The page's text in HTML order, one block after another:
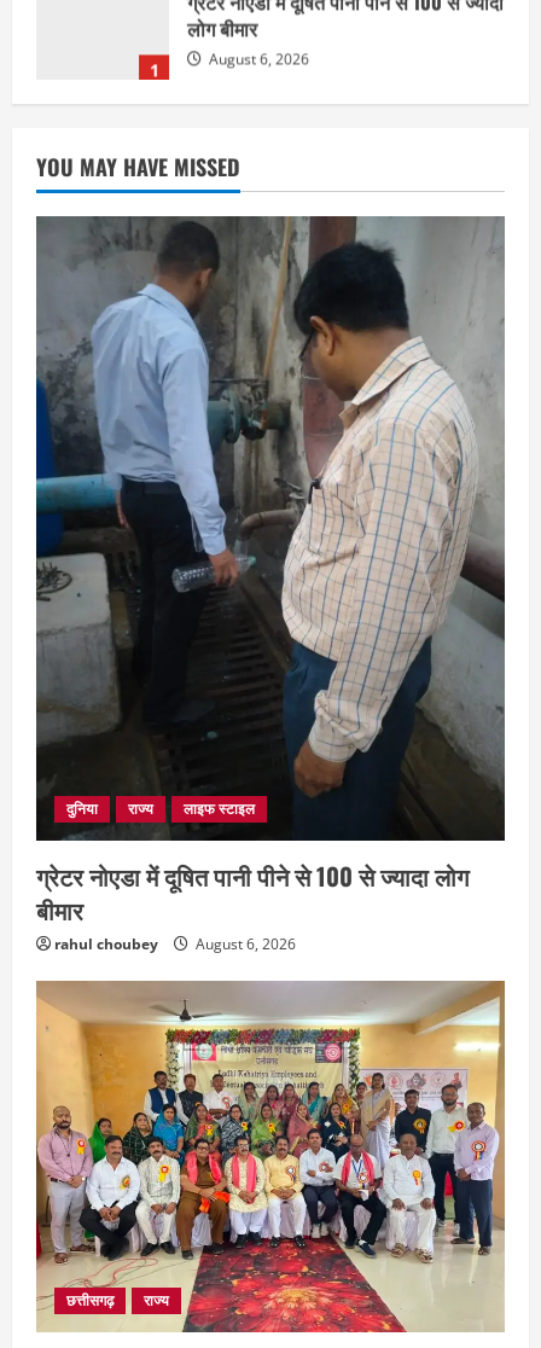
1
लोग बीमार
August 6, 2026
2
रायपुर में “लक्ष्य” द्वारा भव्य प्रतिभा सम्मान एवं
करियर मार्गदर्शन कार्यक्रम संपन्न
3
छत्तीसगढ़ राज्य लाइफ स्टाइल
भोरमदेव कॉरिडोर को मिलेगी रफ्तार, लालपुर–
सरोधा मार्ग के चौड़ीकरण का इंतजार
August 5, 2026
छत्तीसगढ़
शंकराचार्य अविमुक्तेश्वरानंद का चातुर्मास्य ग्राम
सलधा में
July 28, 2026
YOU MAY HAVE MISSED
दुनिया राज्य लाइफ स्टाइल
ग्रेटर नोएडा में दूषित पानी पीने से 100 से ज्यादा लोग
बीमार
rahul choubey August 6, 2026
छत्तीसगढ़ राज्य